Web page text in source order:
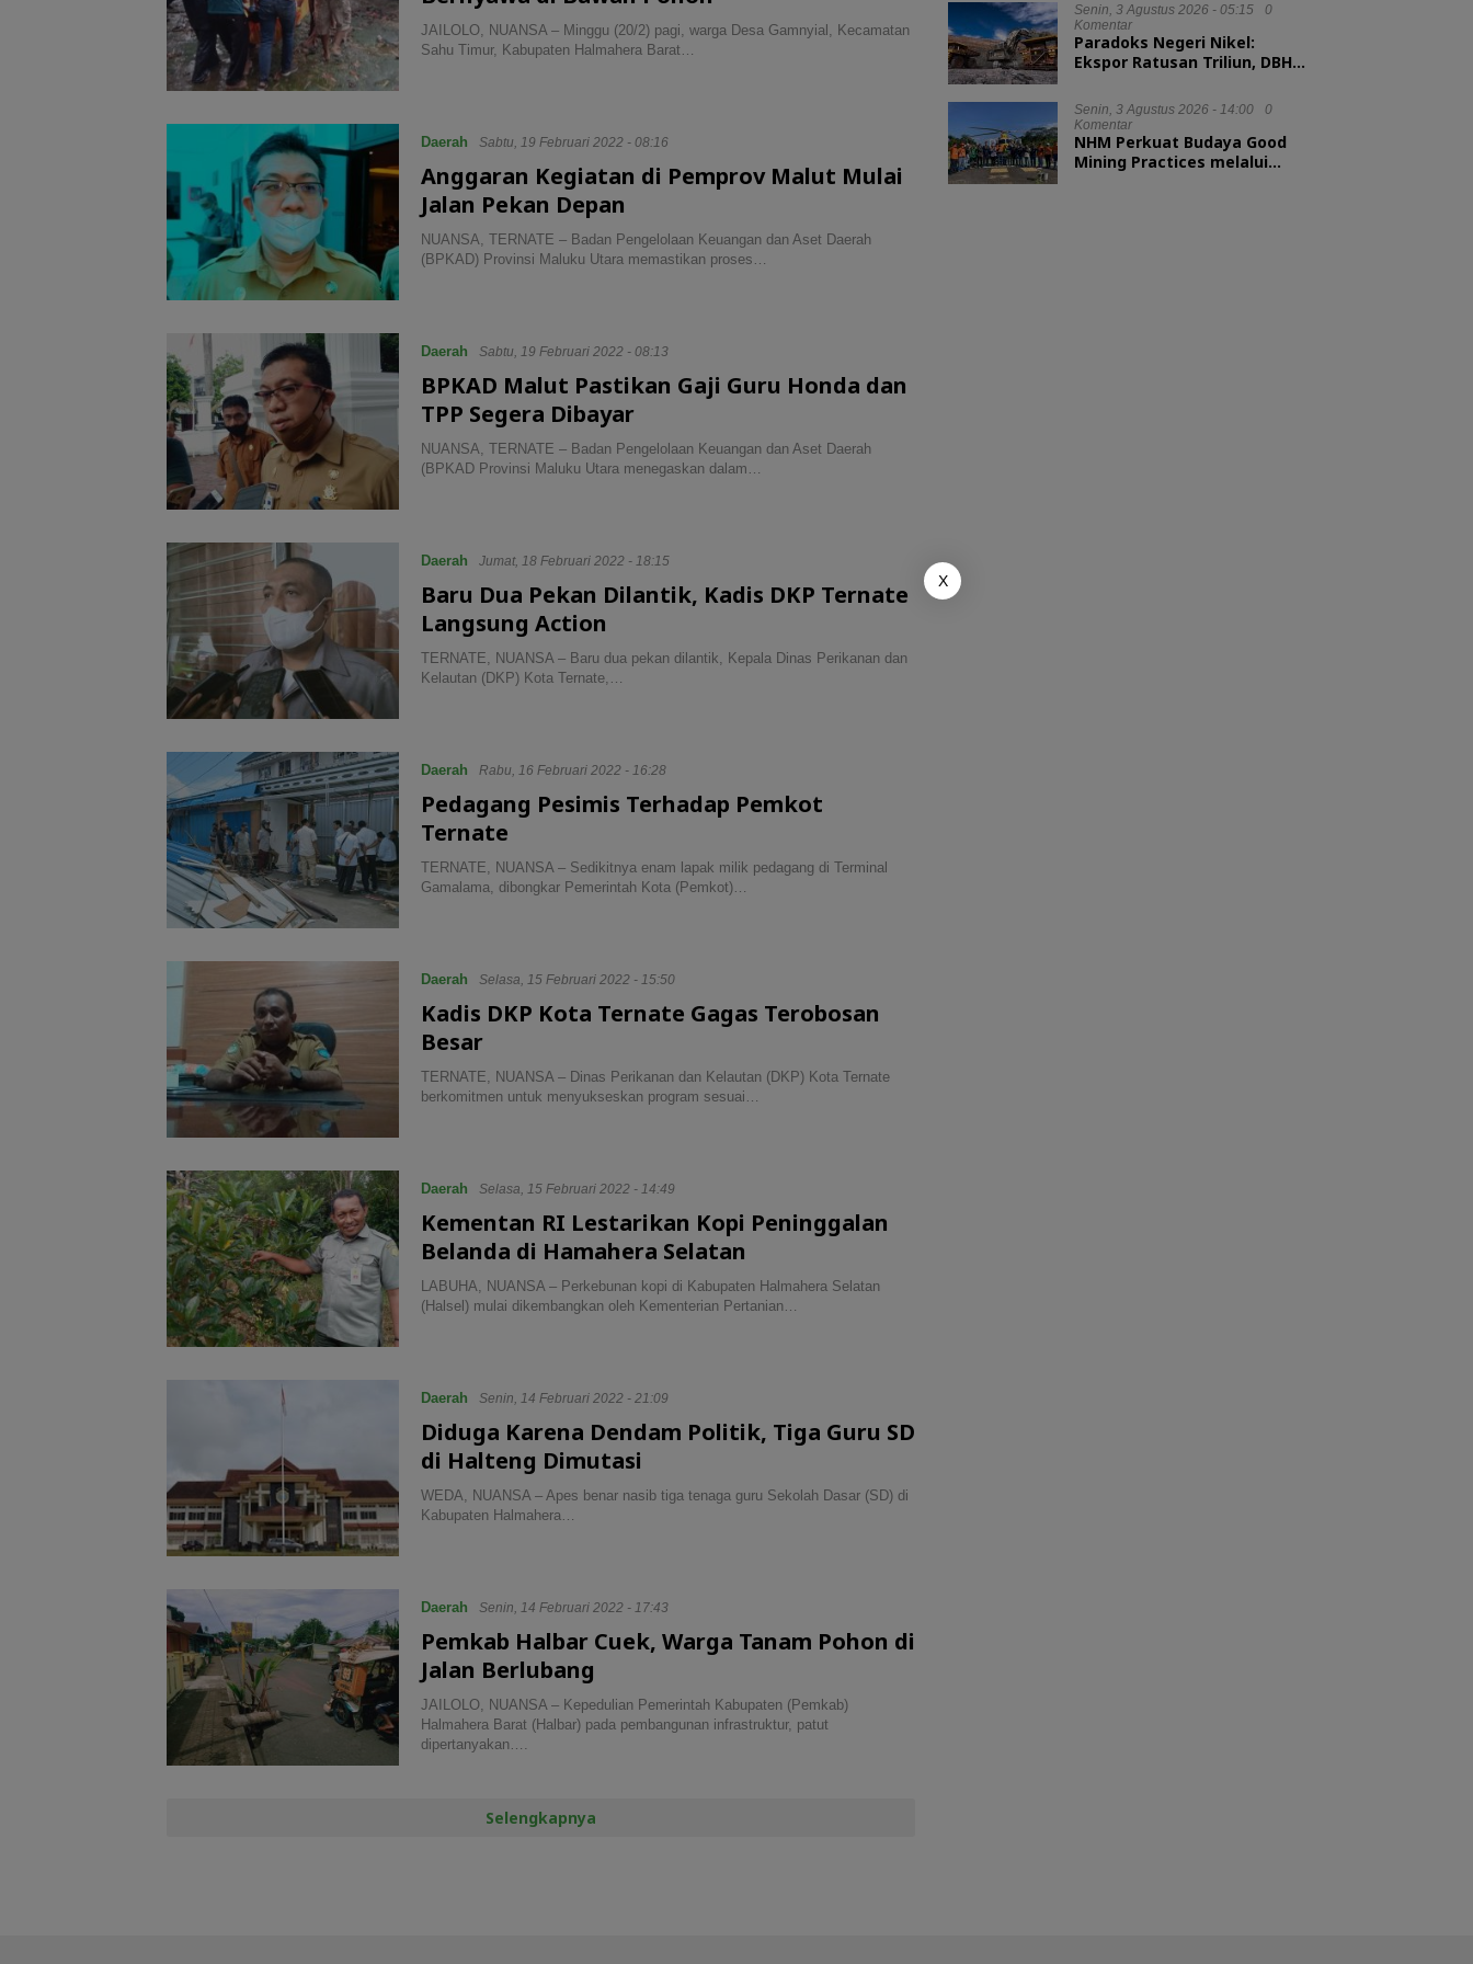
JAILOLO, NUANSA – Minggu (20/2) pagi, warga Desa Gamnyial, Kecamatan
Sahu Timur, Kabupaten Halmahera Barat…
Daerah Sabtu, 19 Februari 2022 - 08:16
Anggaran Kegiatan di Pemprov Malut Mulai
Jalan Pekan Depan
NUANSA, TERNATE – Badan Pengelolaan Keuangan dan Aset Daerah
(BPKAD) Provinsi Maluku Utara memastikan proses…
Daerah Sabtu, 19 Februari 2022 - 08:13
BPKAD Malut Pastikan Gaji Guru Honda dan
TPP Segera Dibayar
NUANSA, TERNATE – Badan Pengelolaan Keuangan dan Aset Daerah
(BPKAD Provinsi Maluku Utara menegaskan dalam…
Daerah Jumat, 18 Februari 2022 - 18:15
Baru Dua Pekan Dilantik, Kadis DKP Ternate
Langsung Action
TERNATE, NUANSA – Baru dua pekan dilantik, Kepala Dinas Perikanan dan
Kelautan (DKP) Kota Ternate,…
Daerah Rabu, 16 Februari 2022 - 16:28
Pedagang Pesimis Terhadap Pemkot
Ternate
TERNATE, NUANSA – Sedikitnya enam lapak milik pedagang di Terminal
Gamalama, dibongkar Pemerintah Kota (Pemkot)…
Daerah Selasa, 15 Februari 2022 - 15:50
Kadis DKP Kota Ternate Gagas Terobosan
Besar
TERNATE, NUANSA – Dinas Perikanan dan Kelautan (DKP) Kota Ternate
berkomitmen untuk menyukseskan program sesuai…
Daerah Selasa, 15 Februari 2022 - 14:49
Kementan RI Lestarikan Kopi Peninggalan
Belanda di Hamahera Selatan
LABUHA, NUANSA – Perkebunan kopi di Kabupaten Halmahera Selatan
(Halsel) mulai dikembangkan oleh Kementerian Pertanian…
Daerah Senin, 14 Februari 2022 - 21:09
Diduga Karena Dendam Politik, Tiga Guru SD
di Halteng Dimutasi
WEDA, NUANSA – Apes benar nasib tiga tenaga guru Sekolah Dasar (SD) di
Kabupaten Halmahera…
Daerah Senin, 14 Februari 2022 - 17:43
Pemkab Halbar Cuek, Warga Tanam Pohon di
Jalan Berlubang
JAILOLO, NUANSA – Kepedulian Pemerintah Kabupaten (Pemkab)
Halmahera Barat (Halbar) pada pembangunan infrastruktur, patut
dipertanyakan….
Selengkapnya
Senin, 3 Agustus 2026 - 05:15
0
Komentar
Paradoks Negeri Nikel:
Ekspor Ratusan Triliun, DBH
Senin, 3 Agustus 2026 - 14:00
0
Komentar
NHM Perkuat Budaya Good
Mining Practices melalui
X